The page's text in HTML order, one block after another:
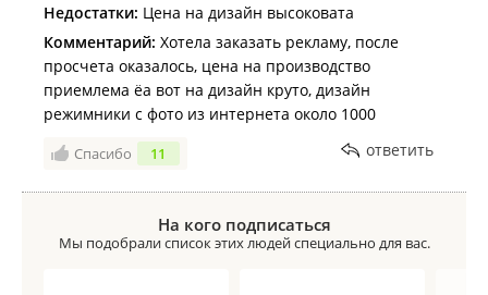
Недостатки: Цена на дизайн высоковата
Комментарий: Хотела заказать рекламу, после
просчета оказалось, цена на производство
приемлема ёа вот на дизайн круто, дизайн
режимники с фото из интернета около 1000
Спасибо 11 ответить
На кого подписаться
Мы подобрали список этих людей специально для вас.